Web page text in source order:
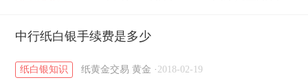
黄金T+D知识 / 粤贵银知识
中行纸白银手续费是多少
纸白银知识 纸黄金交易 黄金 · 2018-02-19